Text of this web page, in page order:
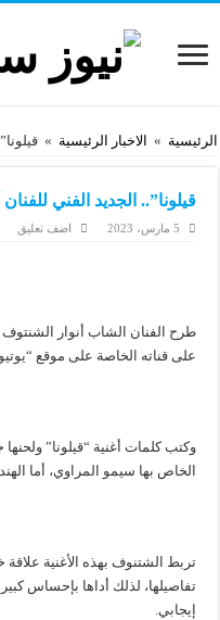
الرئيسية » الاخبار الرئيسية »
قيلونا”.. الجديد الفني
5 مارس، 2023 اضف تعليق
طرح الفنان الشاب أنوار الشنتوف
على قناته الخاصة على موقع
وكتب كلمات أغنية “قيلونا”
الخاص بها سيمو المراوي، أما
تربط الشتنوف بهذه الأغنية
تفاصيلها، لذلك أداها بإحساس
إيجابي.